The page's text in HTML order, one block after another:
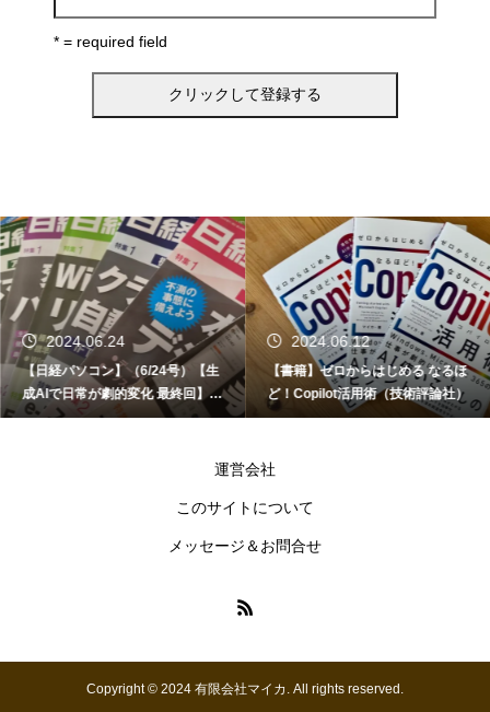
* = required field
2024.06.24
【日経パソコン】（6/24号）【生
成AIで日常が劇的変化 最終回】 A
I時代のアプリケーション／サービ
2024.06.12
【書籍】ゼロからはじめる なるほ
ど！Copilot活用術（技術評論社）
運営会社
このサイトについて
メッセージ＆お問合せ
Copyright © 2024 有限会社マイカ. All rights reserved.